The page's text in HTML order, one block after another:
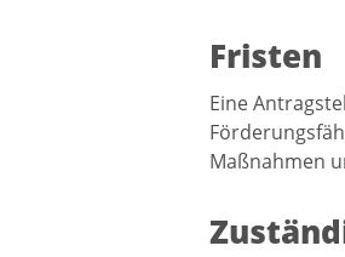
Fristen
Eine
Maßnahmen